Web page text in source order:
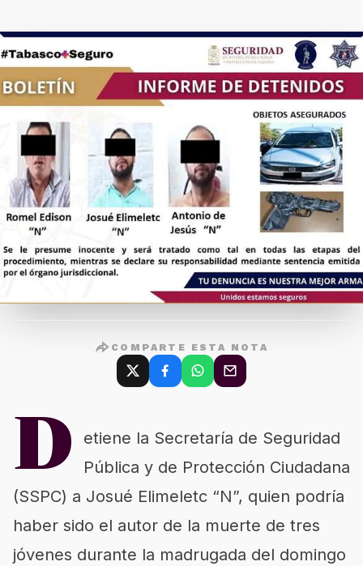
COMPARTE ESTA NOTA
D
etiene la Secretaría de Seguridad
Pública y de Protección Ciudadana
(SSPC) a Josué Elimeletc “N”, quien podría
haber sido el autor de la muerte de tres
jóvenes durante la madrugada del domingo